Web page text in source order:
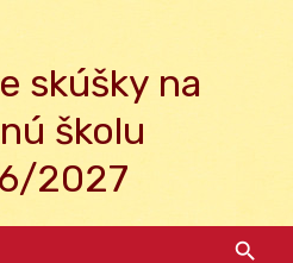
skúšky na
školu
2027